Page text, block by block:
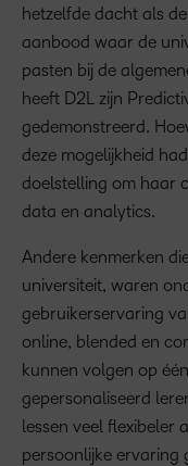
hetzelfde dacht als
aanbood waar de
pasten bij de
heeft D2L zijn
gedemonstreerd.
deze mogelijkheid
doelstelling om haar
data en analytics.
Andere kenmerken
universiteit, waren
gebruikerservaring
online, blended en
kunnen volgen op
gepersonaliseerd
lessen veel flexibeler
persoonlijke ervaring